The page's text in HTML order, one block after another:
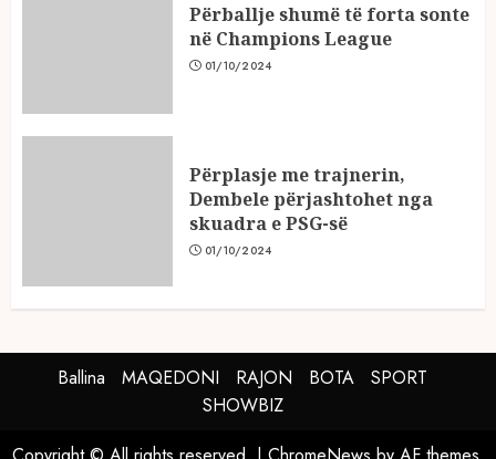
Përballje shumë të forta sonte
në Champions League
01/10/2024
Përplasje me trajnerin,
Dembele përjashtohet nga
skuadra e PSG-së
01/10/2024
Ballina MAQEDONI RAJON BOTA
SPORT
SHOWBIZ